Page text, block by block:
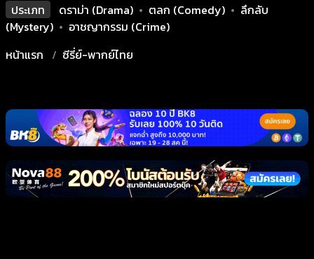
ประเภท
ดราม่า (Drama) • ตลก (Comedy) • ลึกลับ
(Mystery) • อาชญากรรม (Crime)
หน้าแรก
ซีรี่ย์-พากย์ไทย